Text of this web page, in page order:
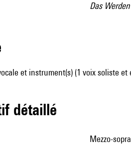
Das
et instrument(s) (1 voix soliste
détaillé
mezzo-